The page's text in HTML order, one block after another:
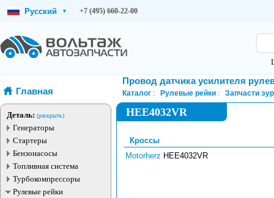
Русский ▾ +7 (495) 660-22-00
Главная
Деталь: (раскрыть)
Генераторы
Стартеры
Бензонасосы
Топливная система
Турбокомпрессоры
Рулевые рейки
Провод датчика усилителя
Каталог Рулевые рейки Запчасти эур
HEE4032VR
Кроссы
Motorherz HEE4032VR